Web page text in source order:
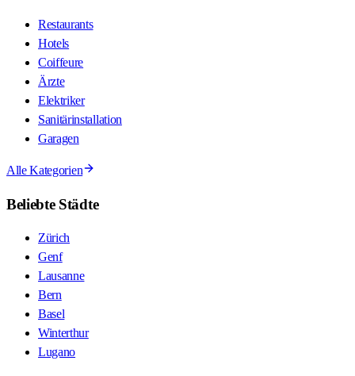
Restaurants
Hotels
Coiffeure
Ärzte
Elektriker
Sanitärinstallation
Garagen
Alle Kategorien
Beliebte Städte
Zürich
Genf
Lausanne
Bern
Basel
Winterthur
Lugano